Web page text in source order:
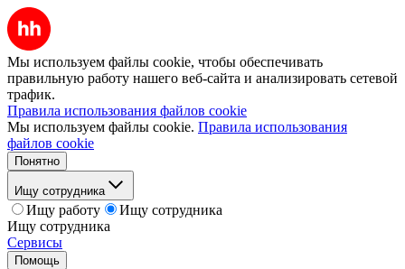
Мы используем файлы cookie, чтобы обеспечивать
правильную работу нашего веб-сайта и анализировать сетевой
трафик.
Правила использования файлов cookie
Мы используем файлы cookie. Правила использования
файлов cookie
Понятно
Ищу сотрудника
Ищу работу
Ищу сотрудника
Ищу сотрудника
Сервисы
Помощь